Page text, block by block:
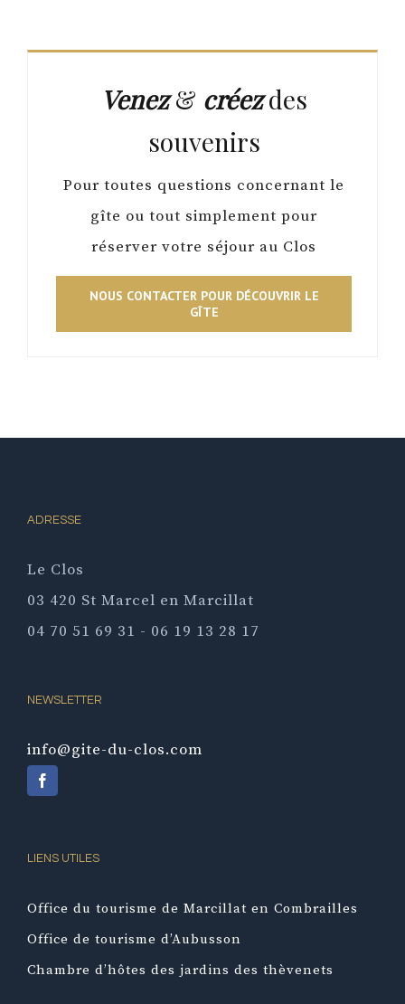
Venez& créezdes
souvenirs
Pour toutes questions concernant le
gîte ou tout simplement pour
réserver votre séjour au Clos
NOUS CONTACTER POUR DÉCOUVRIR LE
GÎTE
ADRESSE
Le Clos
03 420 St Marcel en Marcillat
04 70 51 69 31 - 06 19 13 28 17
NEWSLETTER
info@gite-du-clos.com
LIENS UTILES
Office du tourisme de Marcillat en Combrailles
Office de tourisme d’Aubusson
Chambre d’hôtes des jardins des thèvenets